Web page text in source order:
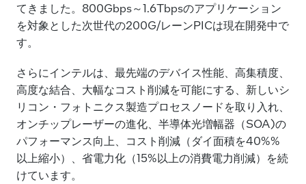
てきました。800Gbps～1.6Tbpsのアプリケーション
を対象とした次世代の200G/レーンPICは現在開発中で
す。
さらにインテルは、最先端のデバイス性能、高集積度、
高度な結合、大幅なコスト削減を可能にする、新しいシ
リコン・フォトニクス製造プロセスノードを取り入れ、
オンチップレーザーの進化、半導体光増幅器（SOA)の
パフォーマンス向上、コスト削減（ダイ面積を40%%
以上縮小）、省電力化（15%以上の消費電力削減）を続
けています。